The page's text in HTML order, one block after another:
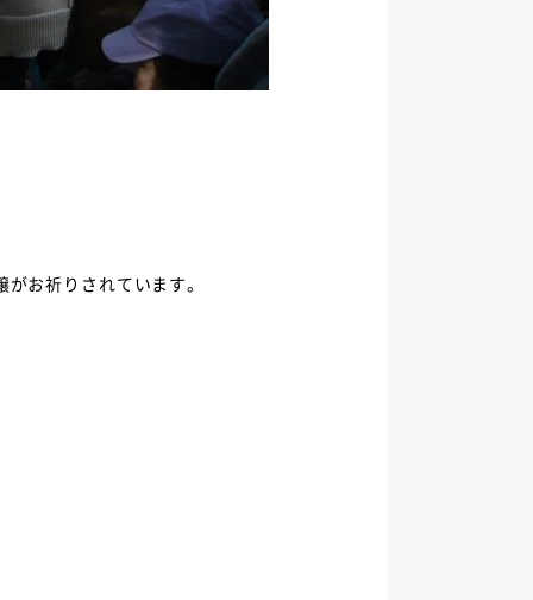
お祈りされています。